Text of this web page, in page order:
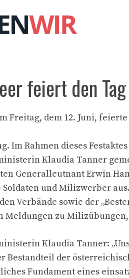
feiert den
Freitag, dem 12. Juni,
Im Rahmen dieses
Klaudia Tanner
Generalleutnant Erwin
Soldaten und Milizwerber
Verbände sowie der
zu
Klaudia Tanner:
Bestandteil der
Fundament eines